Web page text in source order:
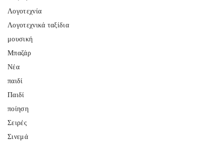
Λογοτεχνία
Λογοτεχνικά ταξίδια
μουσική
Μπαζάρ
Νέα
παιδί
Παιδί
ποίηση
Σειρές
Σινεμά